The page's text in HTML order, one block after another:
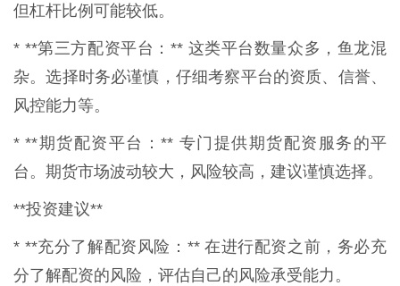
但杠杆比例可能较低。
* **第三方配资平台：** 这类平台数量众多，鱼龙混
杂。选择时务必谨慎，仔细考察平台的资质、信誉、
风控能力等。
* **期货配资平台：** 专门提供期货配资服务的平
台。期货市场波动较大，风险较高，建议谨慎选择。
**投资建议**
* **充分了解配资风险：** 在进行配资之前，务必充
分了解配资的风险，评估自己的风险承受能力。